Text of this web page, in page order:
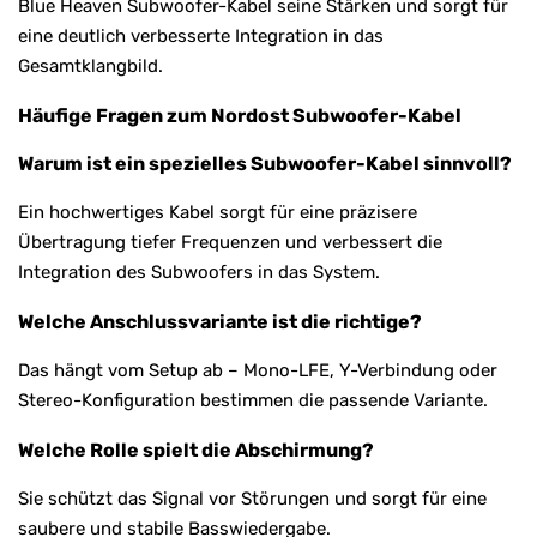
Blue Heaven Subwoofer-Kabel seine Stärken und sorgt für
eine deutlich verbesserte Integration in das
Gesamtklangbild.
Häufige Fragen zum Nordost Subwoofer-Kabel
Warum ist ein spezielles Subwoofer-Kabel sinnvoll?
Ein hochwertiges Kabel sorgt für eine präzisere
Übertragung tiefer Frequenzen und verbessert die
Integration des Subwoofers in das System.
Welche Anschlussvariante ist die richtige?
Das hängt vom Setup ab – Mono-LFE, Y-Verbindung oder
Stereo-Konfiguration bestimmen die passende Variante.
Welche Rolle spielt die Abschirmung?
Sie schützt das Signal vor Störungen und sorgt für eine
saubere und stabile Basswiedergabe.